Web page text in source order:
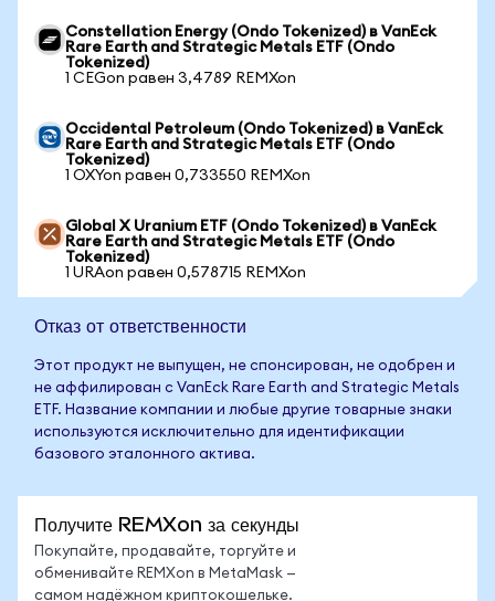
Constellation Energy (Ondo Tokenized) в VanEck
Rare Earth and Strategic Metals ETF (Ondo
Tokenized)
1 CEGon равен 3,4789 REMXon
Occidental Petroleum (Ondo Tokenized) в VanEck
Rare Earth and Strategic Metals ETF (Ondo
Tokenized)
1 OXYon равен 0,733550 REMXon
Global X Uranium ETF (Ondo Tokenized) в VanEck
Rare Earth and Strategic Metals ETF (Ondo
Tokenized)
1 URAon равен 0,578715 REMXon
Отказ от ответственности
Этот продукт не выпущен, не спонсирован, не одобрен и
не аффилирован с VanEck Rare Earth and Strategic Metals
ETF. Название компании и любые другие товарные знаки
используются исключительно для идентификации
базового эталонного актива.
Получите REMXon за секунды
Покупайте, продавайте, торгуйте и
обменивайте REMXon в MetaMask —
самом надёжном криптокошельке.